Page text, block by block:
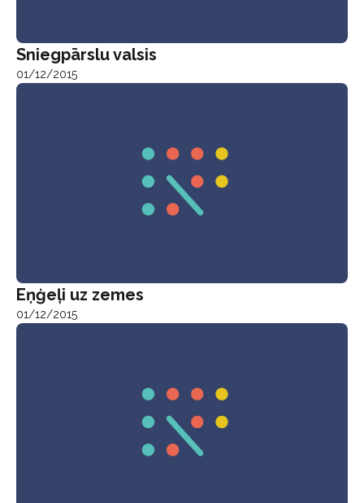
Sniegpārslu valsis
01/12/2015
Eņģeļi uz zemes
01/12/2015